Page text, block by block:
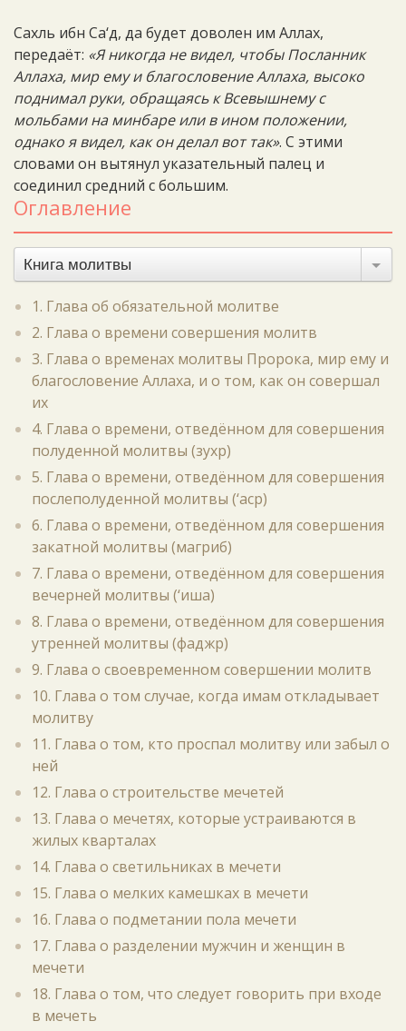
Сахль ибн Са‘д, да будет доволен им Аллах,
передаёт: «Я никогда не видел, чтобы Посланник
Аллаха, мир ему и благословение Аллаха, высоко
поднимал руки, обращаясь к Всевышнему с
мольбами на минбаре или в ином положении,
однако я видел, как он делал вот так». С этими
словами он вытянул указательный палец и
соединил средний с большим.
Оглавление
Книга молитвы
1. Глава об обязательной молитве
2. Глава о времени совершения молитв
3. Глава о временах молитвы Пророка, мир ему и
благословение Аллаха, и о том, как он совершал
их
4. Глава о времени, отведённом для совершения
полуденной молитвы (зухр)
5. Глава о времени, отведённом для совершения
послеполуденной молитвы (‘аср)
6. Глава о времени, отведённом для совершения
закатной молитвы (магриб)
7. Глава о времени, отведённом для совершения
вечерней молитвы (‘иша)
8. Глава о времени, отведённом для совершения
утренней молитвы (фаджр)
9. Глава о своевременном совершении молитв
10. Глава о том случае, когда имам откладывает
молитву
11. Глава о том, кто проспал молитву или забыл о
ней
12. Глава о строительстве мечетей
13. Глава о мечетях, которые устраиваются в
жилых кварталах
14. Глава о светильниках в мечети
15. Глава о мелких камешках в мечети
16. Глава о подметании пола мечети
17. Глава о разделении мужчин и женщин в
мечети
18. Глава о том, что следует говорить при входе
в мечеть